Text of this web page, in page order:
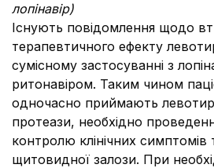
лопінавір)
Існують повідомлення щодо
терапевтичного ефекту
сумісному застосуванні з
ритонавіром. Таким чином
одночасно приймають
протеази, необхідно
контролю клінічних симптомів
щитовидної залози. При